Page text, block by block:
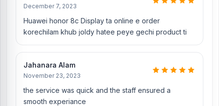
December 7, 2023
Huawei honor 8c Display ta online e order
korechilam khub joldy hatee peye gechi product ti
Jahanara Alam
November 23, 2023
the service was quick and the staff ensured a
smooth experiance